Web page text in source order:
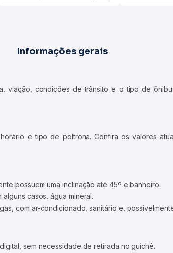
Informações gerais
condições de trânsito e o tipo de
e tipo de poltrona. Confira os valores
possuem uma inclinação até 45º e banheiro.
casos, água mineral.
com ar-condicionado, sanitário e,
sem necessidade de retirada no guichê.